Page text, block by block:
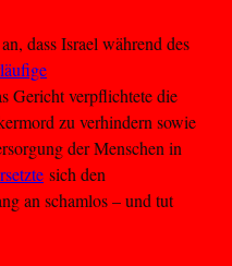
dass Israel während des
Gericht verpflichtete die
zu verhindern sowie
der Menschen in
sich den
an schamlos – und tut